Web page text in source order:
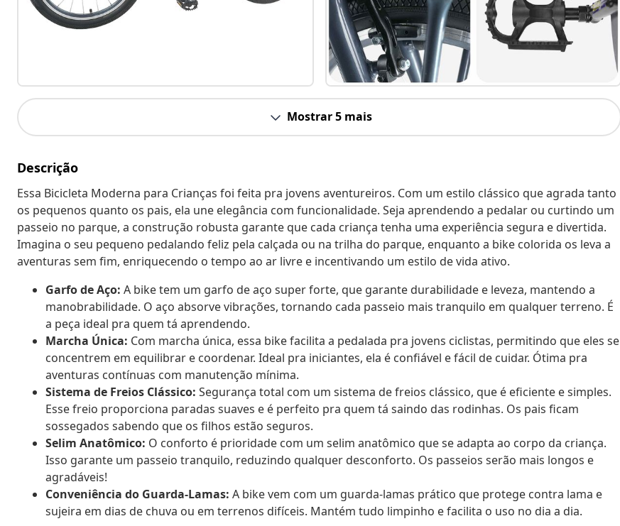
Mostrar 5 mais
Descrição
Essa Bicicleta Moderna para Crianças foi feita pra jovens aventureiros. Com um estilo clássico que agrada tanto
os pequenos quanto os pais, ela une elegância com funcionalidade. Seja aprendendo a pedalar ou curtindo um
passeio no parque, a construção robusta garante que cada criança tenha uma experiência segura e divertida.
Imagina o seu pequeno pedalando feliz pela calçada ou na trilha do parque, enquanto a bike colorida os leva a
aventuras sem fim, enriquecendo o tempo ao ar livre e incentivando um estilo de vida ativo.
Garfo de Aço: A bike tem um garfo de aço super forte, que garante durabilidade e leveza, mantendo a
manobrabilidade. O aço absorve vibrações, tornando cada passeio mais tranquilo em qualquer terreno. É
a peça ideal pra quem tá aprendendo.
Marcha Única: Com marcha única, essa bike facilita a pedalada pra jovens ciclistas, permitindo que eles se
concentrem em equilibrar e coordenar. Ideal pra iniciantes, ela é confiável e fácil de cuidar. Ótima pra
aventuras contínuas com manutenção mínima.
Sistema de Freios Clássico: Segurança total com um sistema de freios clássico, que é eficiente e simples.
Esse freio proporciona paradas suaves e é perfeito pra quem tá saindo das rodinhas. Os pais ficam
sossegados sabendo que os filhos estão seguros.
Selim Anatômico: O conforto é prioridade com um selim anatômico que se adapta ao corpo da criança.
Isso garante um passeio tranquilo, reduzindo qualquer desconforto. Os passeios serão mais longos e
agradáveis!
Conveniência do Guarda-Lamas: A bike vem com um guarda-lamas prático que protege contra lama e
sujeira em dias de chuva ou em terrenos difíceis. Mantém tudo limpinho e facilita o uso no dia a dia.